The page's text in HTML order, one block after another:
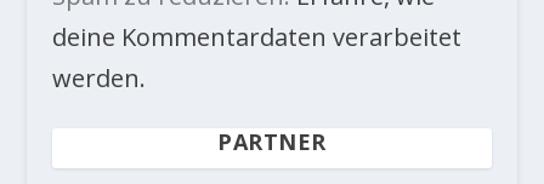
deine Kommentardaten verarbeitet
werden.
PARTNER